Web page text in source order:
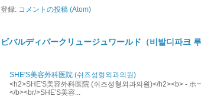
登録: コメントの投稿 (Atom)
ビバルディパークリュージュワールド（비발디파크 루
SHE'S美容外科医院 (쉬즈성형외과의원)
<h2>SHE'S美容外科医院 (쉬즈성형외과의원)</h2><b> - ホ
</b><br/>SHE'S美容...